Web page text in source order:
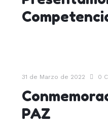
31 de Marzo de 2022 0
PAZ